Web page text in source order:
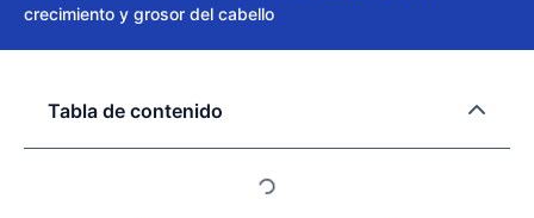
crecimiento y grosor del cabello
Tabla de contenido